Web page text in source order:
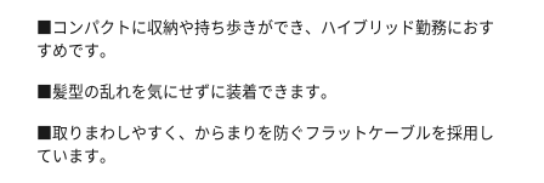
■コンパクトに収納や持ち歩きができ、ハイブリッド勤務におす
すめです。
■髪型の乱れを気にせずに装着できます。
■取りまわしやすく、からまりを防ぐフラットケーブルを採用し
ています。